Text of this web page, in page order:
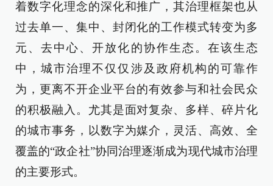
着数字化理念的深化和推广，其治理框架也从
过去单一、集中、封闭化的工作模式转变为多
元、去中心、开放化的协作生态。在该生态
中，城市治理不仅仅涉及政府机构的可靠作
为，更离不开企业平台的有效参与和社会民众
的积极融入。尤其是面对复杂、多样、碎片化
的城市事务，以数字为媒介，灵活、高效、全
覆盖的“政企社”协同治理逐渐成为现代城市治理
的主要形式。